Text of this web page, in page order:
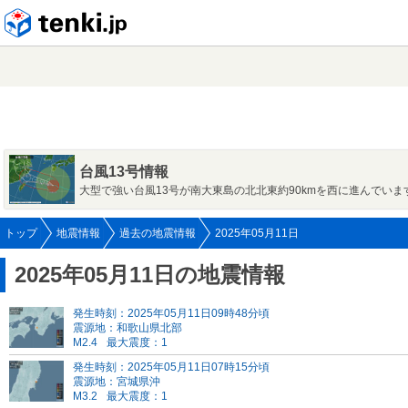
台風13号情報
大型で強い台風13号が南大東島の北北東約90kmを西に進んでいま
トップ 地震情報 過去の地震情報 2025年05月11日
2025年05月11日の地震情報
発生時刻：2025年05月11日09時48分頃
震源地：和歌山県北部
M2.4
最大震度：1
発生時刻：2025年05月11日07時15分頃
震源地：宮城県沖
M3.2
最大震度：1